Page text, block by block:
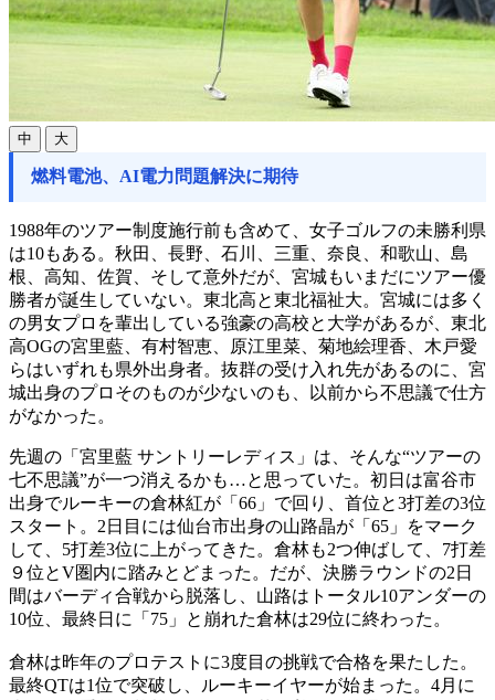
中 大
燃料電池、AI電力問題解決に期待
1988年のツアー制度施行前も含めて、女子ゴルフの未勝利県
は10もある。秋田、長野、石川、三重、奈良、和歌山、島
根、高知、佐賀、そして意外だが、宮城もいまだにツアー優
勝者が誕生していない。東北高と東北福祉大。宮城には多く
の男女プロを輩出している強豪の高校と大学があるが、東北
高OGの宮里藍、有村智恵、原江里菜、菊地絵理香、木戸愛
らはいずれも県外出身者。抜群の受け入れ先があるのに、宮
城出身のプロそのものが少ないのも、以前から不思議で仕方
がなかった。
先週の「宮里藍 サントリーレディス」は、そんな“ツアーの
七不思議”が一つ消えるかも…と思っていた。初日は富谷市
出身でルーキーの倉林紅が「66」で回り、首位と3打差の3位
スタート。2日目には仙台市出身の山路晶が「65」をマーク
して、5打差3位に上がってきた。倉林も2つ伸ばして、7打差
９位とV圏内に踏みとどまった。だが、決勝ラウンドの2日
間はバーディ合戦から脱落し、山路はトータル10アンダーの
10位、最終日に「75」と崩れた倉林は29位に終わった。
倉林は昨年のプロテストに3度目の挑戦で合格を果たした。
最終QTは1位で突破し、ルーキーイヤーが始まった。4月に